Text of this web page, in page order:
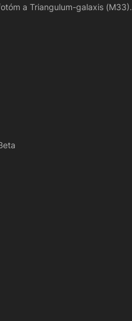
a Triangulum-galaxis (M33).